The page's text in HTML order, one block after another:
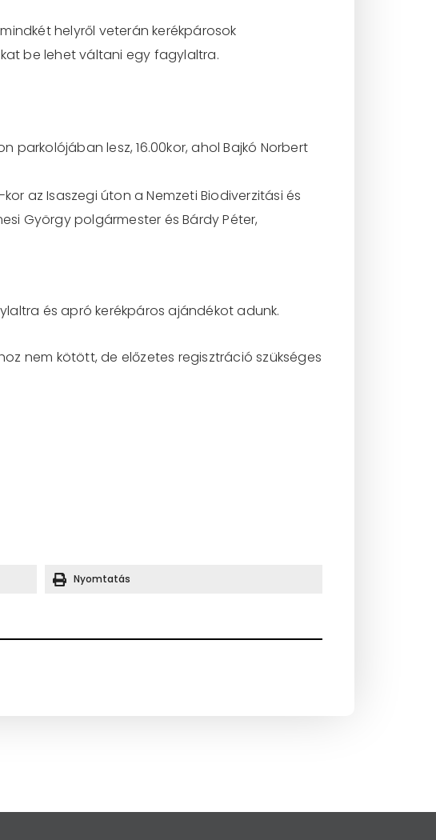
helyről veterán kerékpárosok
be lehet váltani egy fagylaltra.
parkolójában lesz, 16.00kor, ahol Bajkó Norbert
az Isaszegi úton a Nemzeti Biodiverzitási és
György polgármester és Bárdy Péter,
és apró kerékpáros ajándékot adunk.
nem kötött, de előzetes regisztráció szükséges
Nyomtatás